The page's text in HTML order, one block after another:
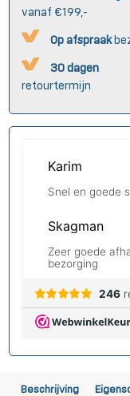
vanaf €199,-
Op afspraak
30 dagen
retourtermijn
Beschrijving